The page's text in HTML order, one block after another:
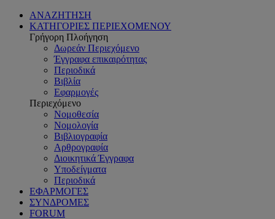
ΑΝΑΖΗΤΗΣΗ
ΚΑΤΗΓΟΡΙΕΣ ΠΕΡΙΕΧΟΜΕΝΟΥ
Γρήγορη Πλοήγηση
Δωρεάν Περιεχόμενο
Έγγραφα επικαιρότητας
Περιοδικά
Βιβλία
Εφαρμογές
Περιεχόμενο
Νομοθεσία
Νομολογία
Βιβλιογραφία
Αρθρογραφία
Διοικητικά Έγγραφα
Υποδείγματα
Περιοδικά
ΕΦΑΡΜΟΓΕΣ
ΣΥΝΔΡΟΜΕΣ
FORUM